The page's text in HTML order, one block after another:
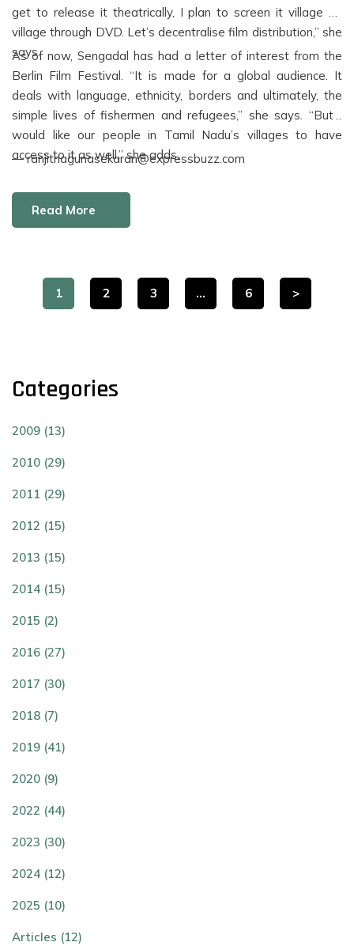
get to release it theatrically, I plan to screen it village by
village through DVD. Let’s decentralise film distribution,” she
says.
As of now, Sengadal has had a letter of interest from the
Berlin Film Festival. “It is made for a global audience. It
deals with language, ethnicity, borders and ultimately, the
simple lives of fishermen and refugees,” she says. “But I
would like our people in Tamil Nadu’s villages to have
access to it as well,” she adds.
— ranjithagunasekaran@expressbuzz.com
Read More
1 2 3 … 6 >
Categories
2009 (13)
2010 (29)
2011 (29)
2012 (15)
2013 (15)
2014 (15)
2015 (2)
2016 (27)
2017 (30)
2018 (7)
2019 (41)
2020 (9)
2022 (44)
2023 (30)
2024 (12)
2025 (10)
Articles (12)